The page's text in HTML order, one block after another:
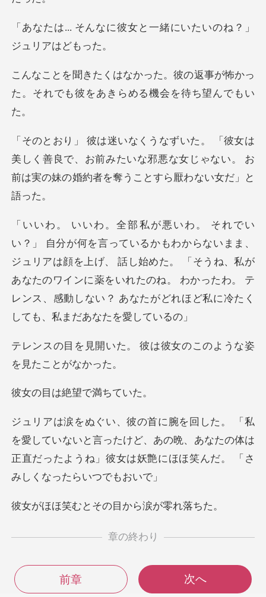
に彼女と一緒にいたいのね
彼の返事が怖かっ
た。それでも彼を
美しく善良で、お前みたいな邪悪な女じゃない。 お
前
、
ジュリアは顔を上げ、 話し始めた。 「そうね、私が
あなたのワインに薬をいれたのね。 わかっ
。 彼は彼女のこのよう
は絶望で
ないと言ったけど、あの晩、あなたの体は
正直だったようね」彼
とその目から涙
章の終わり
前章 次へ